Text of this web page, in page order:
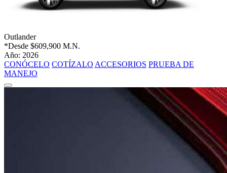
Outlander
*Desde $609,900 M.N.
Año: 2026
CONÓCELO COTÍZALO ACCESORIOS PRUEBA DE
MANEJO